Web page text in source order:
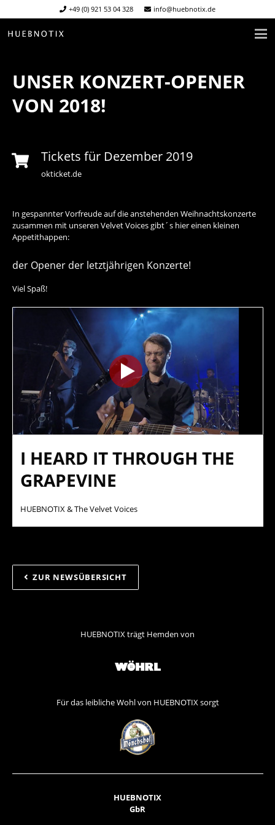
+49 (0) 921 53 04 328 info@huebnotix.de
UNSER KONZERT-OPENER
VON 2018!
Tickets für Dezember 2019
okticket.de
In gespannter Vorfreude auf die anstehenden Weihnachtskonzerte
zusammen mit unseren Velvet Voices gibt´s hier einen kleinen
Appetithappen:
der Opener der letztjährigen Konzerte!
Viel Spaß!
I HEARD IT THROUGH THE
GRAPEVINE
HUEBNOTIX & The Velvet Voices
ZUR NEWSÜBERSICHT
HUEBNOTIX trägt Hemden von
Für das leibliche Wohl von HUEBNOTIX sorgt
HUEBNOTIX
GbR